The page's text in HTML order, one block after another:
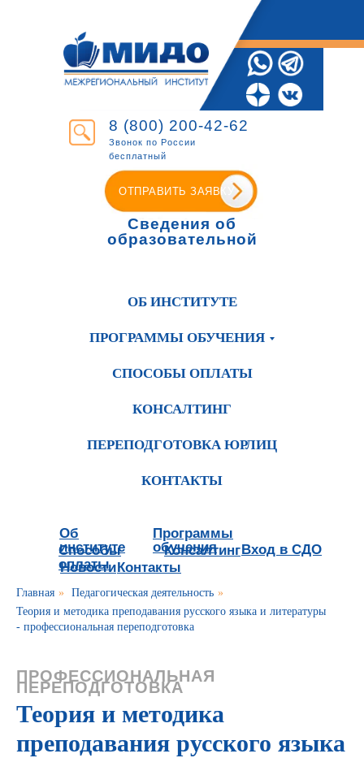
8 (800) 200-42-62
Звонок по России
бесплатный
ОТПРАВИТЬ ЗАЯВКУ
Сведения об
образовательной
ОБ ИНСТИТУТЕ
ПРОГРАММЫ ОБУЧЕНИЯ
СПОСОБЫ ОПЛАТЫ
КОНСАЛТИНГ
ПЕРЕПОДГОТОВКА ЮРЛИЦ
КОНТАКТЫ
Об
институте
Программы
обучения
Способы
оплаты
Консалтинг
Новости
Вход в СДО
Контакты
Главная » Педагогическая деятельность »
Теория и методика преподавания русского языка и литературы
- профессиональная переподготовка
ПРОФЕССИОНАЛЬНАЯ
ПЕРЕПОДГОТОВКА
Теория и методика
преподавания русского языка